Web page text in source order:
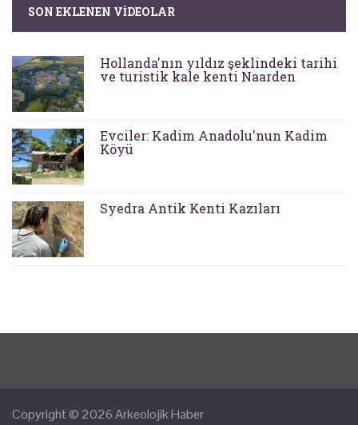
SON EKLENEN VIDEOLAR
Hollanda'nın yıldız şeklindeki tarihi
ve turistik kale kenti Naarden
Evciler: Kadim Anadolu'nun Kadim
Köyü
Syedra Antik Kenti Kazıları
Copyright © 2026Arkeolojik Haber